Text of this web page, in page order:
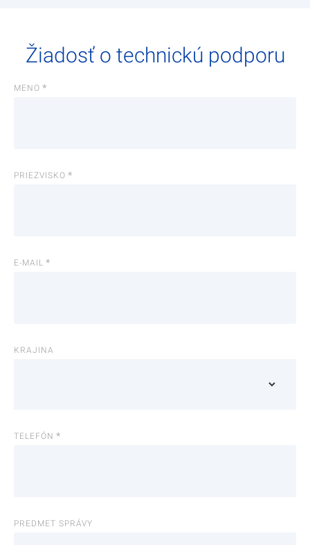
Žiadosť o technickú podporu
MENO
PRIEZVISKO
E-MAIL
KRAJINA
TELEFÓN
PREDMET SPRÁVY